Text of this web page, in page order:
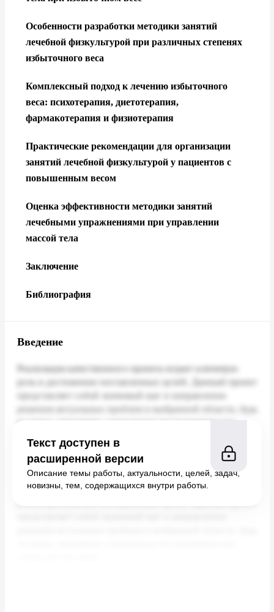
Особенности разработки методики занятий
лечебной физкультурой при различных степенях
избыточного веса
Комплексный подход к лечению избыточного
веса: психотерапия, диетотерапия,
фармакотерапия и физиотерапия
Практические рекомендации для организации
занятий лечебной физкультурой у пациентов с
повышенным весом
Оценка эффективности методики занятий
лечебными упражнениями при управлении
массой тела
Заключение
Библиография
Введение
Текст доступен в
расширенной версии
Описание темы работы, актуальности, целей, задач,
новизны, тем, содержащихся внутри работы.